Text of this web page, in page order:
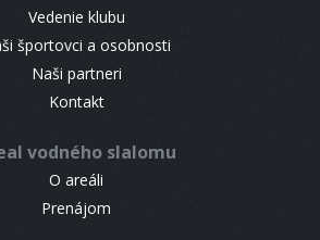
Vedenie klubu
športovci a osobnosti
Naši partneri
Kontakt
vodného slalomu
O areáli
Prenájom